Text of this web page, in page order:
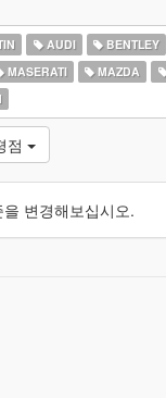
AUDI BENTLEY
MASERATI MAZDA
점
변경해보십시오.